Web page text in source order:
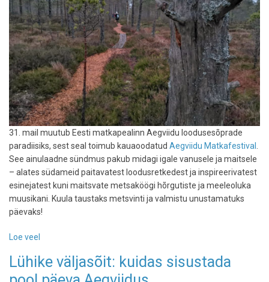
31. mail muutub Eesti matkapealinn Aegviidu loodusesõprade
paradiisiks, sest seal toimub kauaoodatud Aegviidu Matkafestival
See ainulaadne sündmus pakub midagi igale vanusele ja maitsele
– alates südameid paitavatest loodusretkedest ja inspireerivatest
esinejatest kuni maitsvate metsaköögi hõrgutiste ja meeleoluka
muusikani. Kuula taustaks metsvinti ja valmistu unustamatuks
päevaks!
Loe veel
toimub
matkafestival
Lühike väljasõit: kuidas sisustada